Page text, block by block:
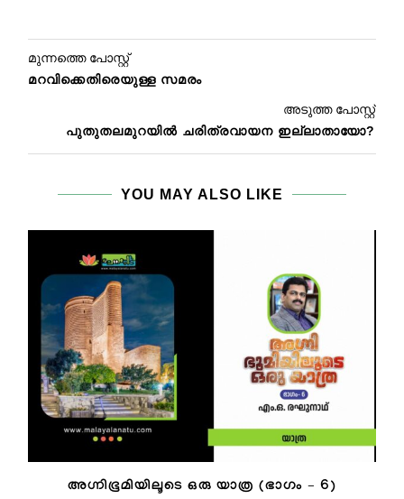
മുന്നത്തെ പോസ്റ്റ്
മറവിക്കെതിരെയുള്ള സമരം
അടുത്ത പോസ്റ്റ്
പുതുതലമുറയിൽ ചരിത്രവായന ഇല്ലാതായോ?
YOU MAY ALSO LIKE
അഗ്നിഭൂമിയിലൂടെ ഒരു യാത്ര (ഭാഗം – 6)